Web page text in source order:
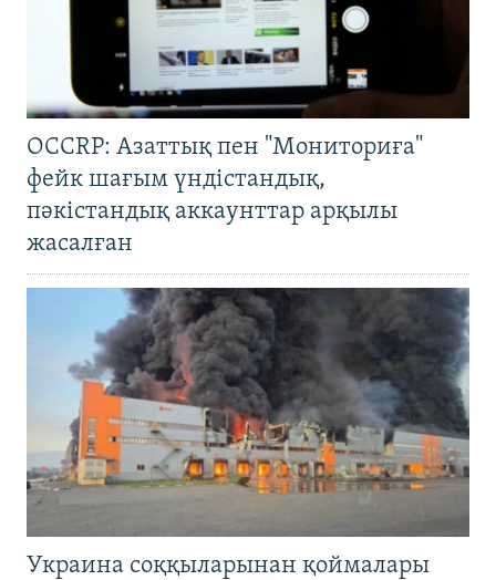
OCCRP: Азаттық пен "Мониториға"
фейк шағым үндістандық,
пәкістандық аккаунттар арқылы
жасалған
Украина соққыларынан қоймалары